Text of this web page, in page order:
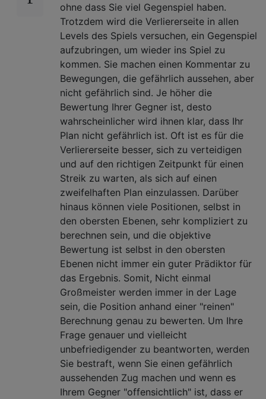
ohne dass Sie viel Gegenspiel haben.
Trotzdem wird die Verliererseite in allen
Levels des Spiels versuchen, ein Gegenspiel
aufzubringen, um wieder ins Spiel zu
kommen. Sie machen einen Kommentar zu
Bewegungen, die gefährlich aussehen, aber
nicht gefährlich sind. Je höher die
Bewertung Ihrer Gegner ist, desto
wahrscheinlicher wird ihnen klar, dass Ihr
Plan nicht gefährlich ist. Oft ist es für die
Verliererseite besser, sich zu verteidigen
und auf den richtigen Zeitpunkt für einen
Streik zu warten, als sich auf einen
zweifelhaften Plan einzulassen. Darüber
hinaus können viele Positionen, selbst in
den obersten Ebenen, sehr kompliziert zu
berechnen sein, und die objektive
Bewertung ist selbst in den obersten
Ebenen nicht immer ein guter Prädiktor für
das Ergebnis. Somit, Nicht einmal
Großmeister werden immer in der Lage
sein, die Position anhand einer "reinen"
Berechnung genau zu bewerten. Um Ihre
Frage genauer und vielleicht
unbefriedigender zu beantworten, werden
Sie bestraft, wenn Sie einen gefährlich
aussehenden Zug machen und wenn es
Ihrem Gegner "offensichtlich" ist, dass er